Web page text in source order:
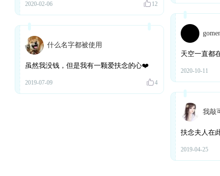
2020-02-06 12
天空一直都
2020-10-11
什么名字都被使用
虽然我没钱，但是我有一颗爱扶念的心❤️
2019-07-09 4
我敲
扶念夫人在
2019-04-25